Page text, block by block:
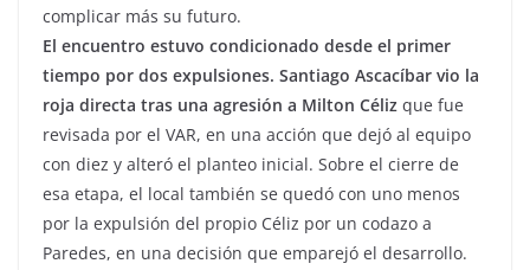
complicar más su futuro.
El encuentro estuvo condicionado desde el primer
tiempo por dos expulsiones. Santiago Ascacíbar vio la
roja directa tras una agresión a Milton Céliz que fue
revisada por el VAR, en una acción que dejó al equipo
con diez y alteró el planteo inicial. Sobre el cierre de
esa etapa, el local también se quedó con uno menos
por la expulsión del propio Céliz por un codazo a
Paredes, en una decisión que emparejó el desarrollo.